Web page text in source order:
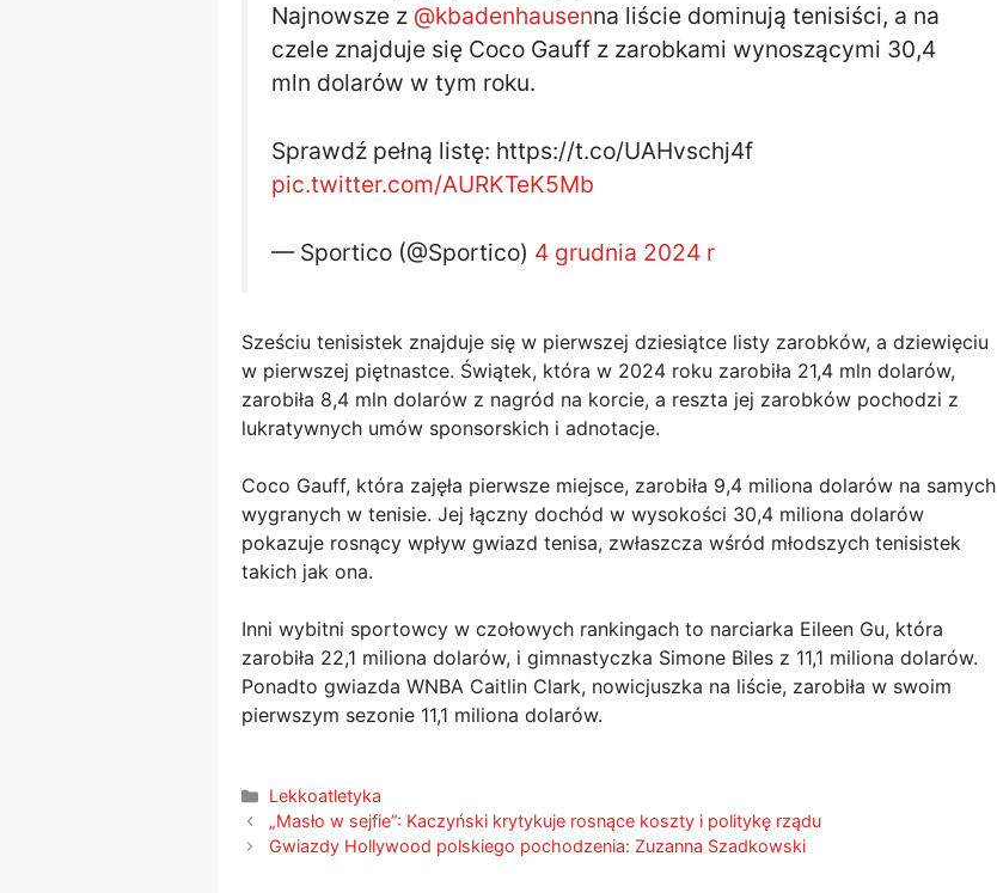
Najnowsze z @kbadenhausenna liście dominują tenisiści, a na
czele znajduje się Coco Gauff z zarobkami wynoszącymi 30,4
mln dolarów w tym roku.
Sprawdź pełną listę: https://t.co/UAHvschj4f
pic.twitter.com/AURKTeK5Mb
— Sportico (@Sportico) 4 grudnia 2024 r
Sześciu tenisistek znajduje się w pierwszej dziesiątce listy zarobków, a dziewięciu
w pierwszej piętnastce. Świątek, która w 2024 roku zarobiła 21,4 mln dolarów,
zarobiła 8,4 mln dolarów z nagród na korcie, a reszta jej zarobków pochodzi z
lukratywnych umów sponsorskich i adnotacje.
Coco Gauff, która zajęła pierwsze miejsce, zarobiła 9,4 miliona dolarów na samych
wygranych w tenisie. Jej łączny dochód w wysokości 30,4 miliona dolarów
pokazuje rosnący wpływ gwiazd tenisa, zwłaszcza wśród młodszych tenisistek
takich jak ona.
Inni wybitni sportowcy w czołowych rankingach to narciarka Eileen Gu, która
zarobiła 22,1 miliona dolarów, i gimnastyczka Simone Biles z 11,1 miliona dolarów.
Ponadto gwiazda WNBA Caitlin Clark, nowicjuszka na liście, zarobiła w swoim
pierwszym sezonie 11,1 miliona dolarów.
Kategorie
Lekkoatletyka
„Masło w sejfie”: Kaczyński krytykuje rosnące koszty i politykę rządu
Gwiazdy Hollywood polskiego pochodzenia: Zuzanna Szadkowski